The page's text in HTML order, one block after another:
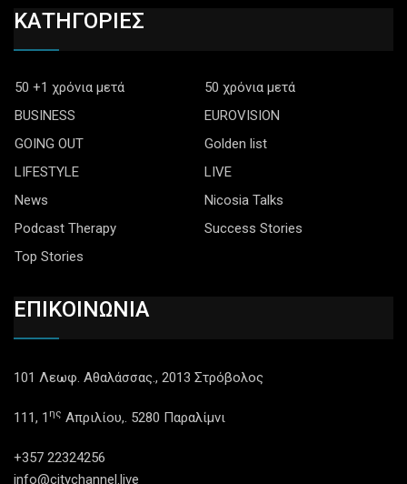
ΚΑΤΗΓΟΡΙΕΣ
50 +1 χρόνια μετά
50 χρόνια μετά
BUSINESS
EUROVISION
GOING OUT
Golden list
LIFESTYLE
LIVE
News
Nicosia Talks
Podcast Therapy
Success Stories
Top Stories
ΕΠΙΚΟΙΝΩΝΙΑ
101 Λεωφ. Αθαλάσσας., 2013 Στρόβολος
111, 1 ης Απριλίου,. 5280 Παραλίμνι
+357 22324256
info@citychannel.live